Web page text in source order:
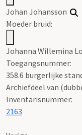
Johan Johansson
Moeder bruid:
Johanna Willemina
Toegangsnummer:
358.6 burgerlijke
Archiefdeel van
Inventarisnummer:
2163